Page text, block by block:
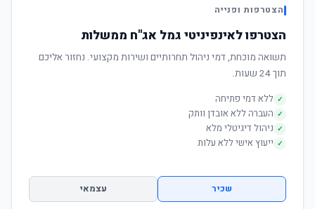
הצטרפות ופנייה
הצטרפו לאינפיניטי גמל אג"ח ממשלות
תשואה מוכחת, דמי ניהול תחרותיים ושירות מקצועי. נחזור אליכם
תוך 24 שעות.
✓ ללא דמי פתיחה
✓ העברה ללא אובדן וותק
✓ ניהול דיגיטלי מלא
✓ ייעוץ אישי ללא עלות
שכיר עצמאי